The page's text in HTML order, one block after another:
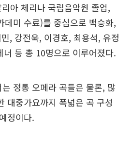
아 체리나 국립음악원 졸업,
데미 수료)를 중심으로 백승화,
, 강전욱, 이경호, 최용석, 유정
너 등 총 10명으로 이루어졌다.
정통 오페라 곡들은 물론, 많
대중가요까지 폭넓은 곡 구성
정이다.